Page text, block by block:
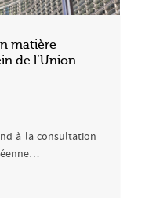
matière
de l’Union
à la consultation